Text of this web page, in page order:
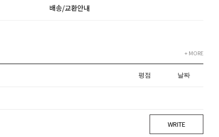
배송/교환안내
+ MORE
평점 날짜
WRITE